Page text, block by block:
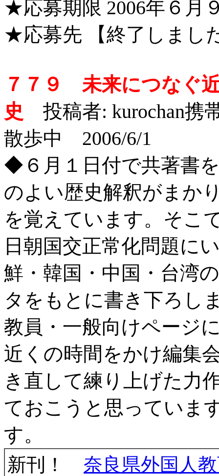
★応募期限 2006年６月
★応募先 【終了しまし
７７９ 未来につなぐ
史
投稿者: kurochan携
散歩中 2006/6/1
◆６月１日付で共著書
のよい歴史解釈がまか
を覚えています。そこ
日朝国交正常化問題に
鮮・韓国・中国・台湾
タをもとに書き下ろし
教員・一般向けページ
近くの時間をかけ編集
き直して練り上げた力
ておこうと思っていま
す。
新刊！ 奈良県外国人